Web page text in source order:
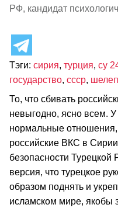
РФ, кандидат
Тэги: сирия, турция, су
государство, ссср,
То, что сбивать
невыгодно, ясно всем.
нормальные
российские ВКС в
безопасности Турецкой
версия, что турецкое
образом поднять и
исламском мире, якобы